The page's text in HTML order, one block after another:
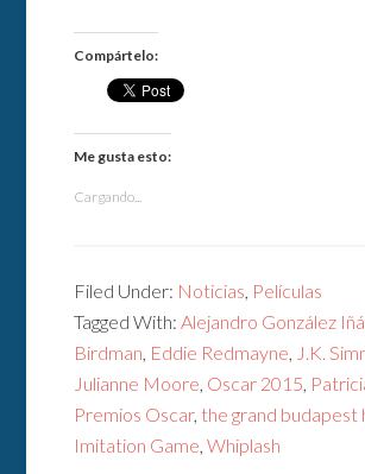
Compártelo:
Me gusta esto:
Cargando...
Filed Under: Noticias, Películas
Tagged With:Alejandro González
Birdman, Eddie Redmayne, J.K.
Julianne Moore, Oscar 2015,
Premios Oscar, the grand budapest
Imitation Game,Whiplash